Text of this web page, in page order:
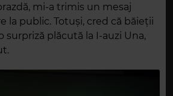
mi-a trimis un mesaj
la public. Totuși, cred că băieții
surpriză plăcută la I-auzi Una,